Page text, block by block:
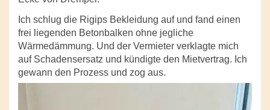
Ich schlug die Rigips Bekleidung auf und fand einen
frei liegenden Betonbalken ohne jegliche
Wärmedämmung. Und der Vermieter verklagte mich
auf Schadensersatz und kündigte den Mietvertrag. Ich
gewann den Prozess und zog aus.